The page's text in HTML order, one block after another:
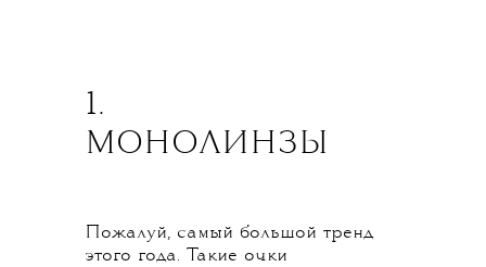
1.
МОНОЛИНЗЫ
Пожалуй, самый большой тренд
этого года. Такие очки